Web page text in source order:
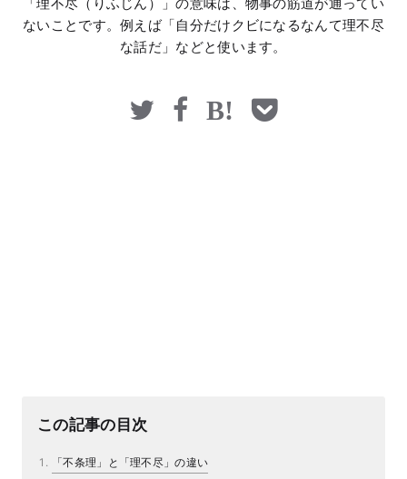
ないことです。例えば「自分だけクビになるなんて理不尽
な話だ」などと使います。
この記事の目次
「不条理」と「理不尽」の違い